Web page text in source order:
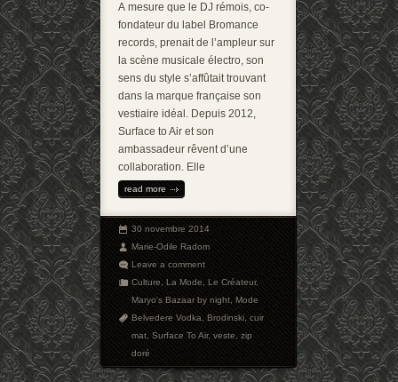
A mesure que le DJ rémois, co-
fondateur du label Bromance
records, prenait de l’ampleur sur
la scène musicale électro, son
sens du style s’affûtait trouvant
dans la marque française son
vestiaire idéal. Depuis 2012,
Surface to Air et son
ambassadeur rêvent d’une
collaboration. Elle
read more
30 novembre 2014
Marie-Odile Radom
Leave a comment
Culture,La Mode,Le Créateur,
Maryo's Bazaar by night,Mode
Belvedere Vodka,Brodinski,cuir
mat,Surface To Air,veste,zip
doré